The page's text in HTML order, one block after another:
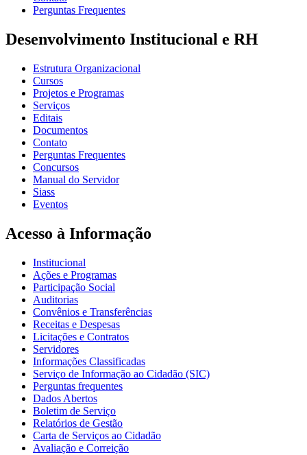
Perguntas Frequentes
Desenvolvimento Institucional e RH
Estrutura Organizacional
Cursos
Projetos e Programas
Serviços
Editais
Documentos
Contato
Perguntas Frequentes
Concursos
Manual do Servidor
Siass
Eventos
Acesso à Informação
Institucional
Ações e Programas
Participação Social
Auditorias
Convênios e Transferências
Receitas e Despesas
Licitações e Contratos
Servidores
Informações Classificadas
Serviço de Informação ao Cidadão (SIC)
Perguntas frequentes
Dados Abertos
Boletim de Serviço
Relatórios de Gestão
Carta de Serviços ao Cidadão
Avaliação e Correição